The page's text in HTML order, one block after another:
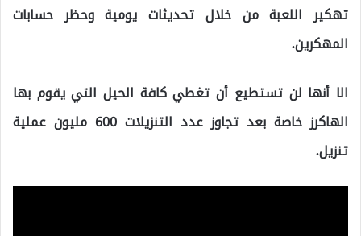
تهكير اللعبة من خلال تحديثات يومية وحظر حسابات
المهكرين.
الا أنها لن تستطيع أن تغطي كافة الحيل التي يقوم بها
الهاكرز خاصة بعد تجاوز عدد التنزيلات 600 مليون عملية
تنزيل.